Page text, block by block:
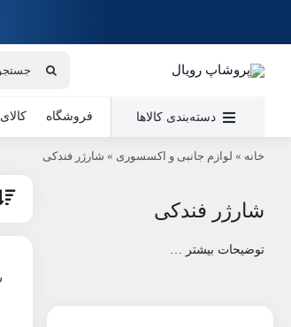
دسته‌بندی کالاها فروشگاه
خانه » لوازم جانبی و اکسسوری » شارژر فندکی
شارژر فندکی
توضیحات بیشتر …